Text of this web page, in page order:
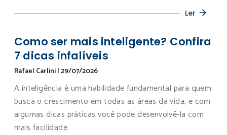
Ler
Como ser mais inteligente? Confira
7 dicas infalíveis
Rafael Carlini|29/07/2026
A inteligência é uma habilidade fundamental para quem
busca o crescimento em todas as áreas da vida, e com
algumas dicas práticas você pode desenvolvê-la com
mais facilidade.